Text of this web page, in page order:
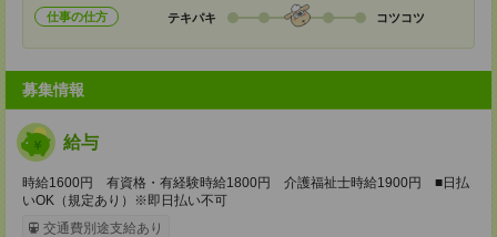
仕事の仕方 テキパキ コツコツ
募集情報
給与
時給1600円 有資格・有経験時給1800円 介護福祉士時給1900円 ■日払
いOK（規定あり）※即日払い不可
交通費別途支給あり